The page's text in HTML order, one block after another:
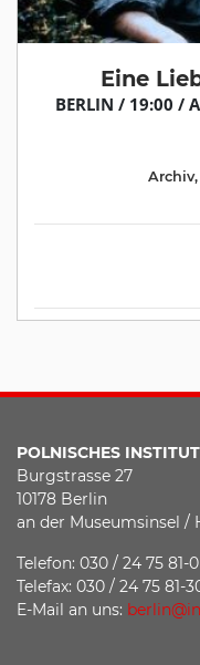
Eine
BERLIN / 19:00 /
Archiv,
POLNISCHES
Burgstrasse 27
10178 Berlin
an der Museumsinsel /
Telefon: 030 / 24 75 81-0
Telefax: 030 / 24 75 81-
E-Mail an uns: